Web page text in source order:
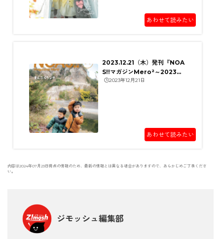
あわせて読みたい
2023.12.21（木）発刊『NOA
S!!マガジンMero²～2023年
冬号～』
🕒️2023年12月21日
あわせて読みたい
内容は2024年07月23日時点の情報のため、最新の情報とは異なる場合がありますので、あらかじめご了承くださ
い。
ジモッシュ編集部